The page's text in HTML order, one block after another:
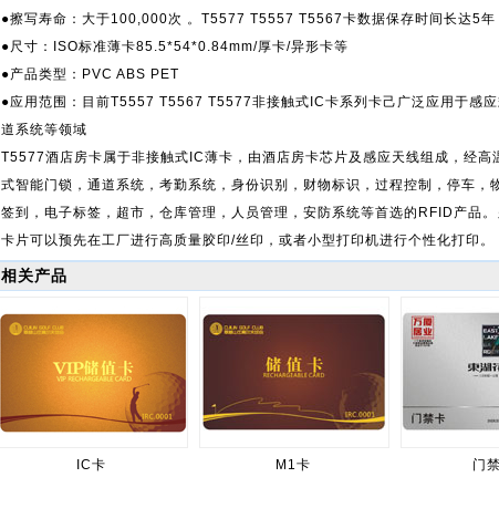
●擦写寿命：大于100,000次 。T5577 T5557 T5567卡数据保存时间长达5年
●尺寸：ISO标准薄卡85.5*54*0.84mm/厚卡/异形卡等
●产品类型：PVC ABS PET
●应用范围：目前T5557 T5567 T5577非接触式IC卡系列卡己广泛应用于感
道系统等领域
T5577酒店房卡属于非接触式IC薄卡，由酒店房卡芯片及感应天线组成，经
式智能门锁，通道系统，考勤系统，身份识别，财物标识，过程控制，停车
签到，电子标签，超市，仓库管理，人员管理，安防系统等首选的RFID产品
卡片可以预先在工厂进行高质量胶印/丝印，或者小型打印机进行个性化打印。
相关产品
IC卡 M1卡 门